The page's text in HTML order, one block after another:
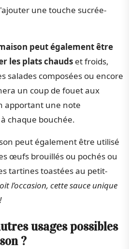
une touche sucrée-
peut également être
les plats chauds et froids,
salades composées ou encore
un coup de fouet aux
apportant une note
chaque bouchée.
peut également être utilisé
œufs brouillés ou pochés ou
tartines toastées au petit-
l’occasion, cette sauce unique
usages possibles
?